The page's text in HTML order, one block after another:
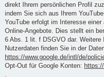
direkt Ihrem persönlichen Profil
indem Sie sich aus Ihrem
YouTube erfolgt im Interesse
Online-Angebote. Dies stellt ein
6 Abs. 1 lit. f DSGVO dar.
Nutzerdaten finden Sie in der
https://www.google.de/intl/de/
Opt-Out für Google Konten: